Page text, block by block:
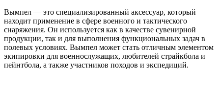
Вымпел — это специализированный аксессуар, который
находит применение в сфере военного и тактического
снаряжения. Он используется как в качестве сувенирной
продукции, так и для выполнения функциональных задач в
полевых условиях. Вымпел может стать отличным элементом
экипировки для военнослужащих, любителей страйкбола и
пейнтбола, а также участников походов и экспедиций.